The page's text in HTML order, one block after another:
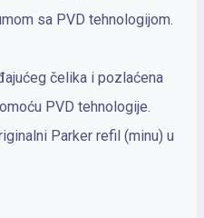
sa PVD tehnologijom.
čelika i pozlaćena
PVD tehnologije.
Parker refil (minu) u